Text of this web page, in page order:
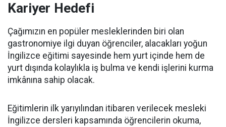
Kariyer Hedefi
Çağımızın en popüler mesleklerinden biri olan
gastronomiye ilgi duyan öğrenciler, alacakları yoğun
İngilizce eğitimi sayesinde hem yurt içinde hem de
yurt dışında kolaylıkla iş bulma ve kendi işlerini kurma
imkânına sahip olacak.
Eğitimlerin ilk yarıyılından itibaren verilecek mesleki
İngilizce dersleri kapsamında öğrencilerin okuma,